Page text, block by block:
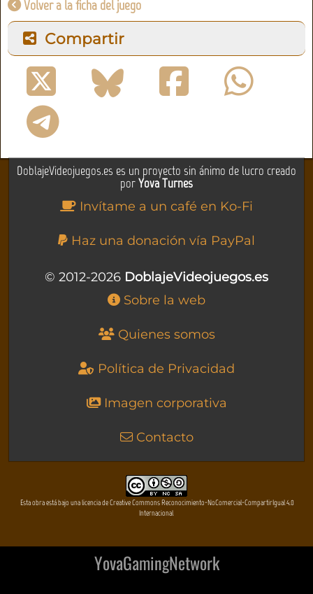
Volver a la ficha del juego
Compartir
DoblajeVideojuegos.es es un proyecto sin ánimo de lucro creado
porYova Turnes
Invítame a un café en Ko-Fi
Haz una donación vía PayPal
© 2012-2026 DoblajeVideojuegos.es
Sobre la web
Quienes somos
Política de Privacidad
Imagen corporativa
Contacto
Esta obra está bajo una licencia de Creative Commons Reconocimiento-NoComercial-CompartirIgual 4.0
Internacional
YovaGamingNetwork